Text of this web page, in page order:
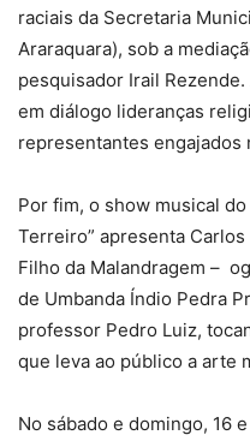
raciais da Secretaria
Araraquara), sob a
pesquisador Irail
em diálogo lideranças
representantes engajados
Por fim, o show musical
Terreiro” apresenta
Filho da Malandragem –
de Umbanda Índio Pedra
professor Pedro Luiz,
que leva ao público a arte
No sábado e domingo, 16